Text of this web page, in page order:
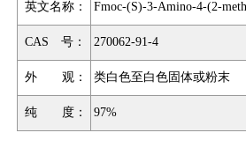
英文名称： Fmoc-(S)-3-Amino-4-(2-
CAS 号： 270062-91-4
外 观： 类白色至白色固体或粉末
纯 度： 97%